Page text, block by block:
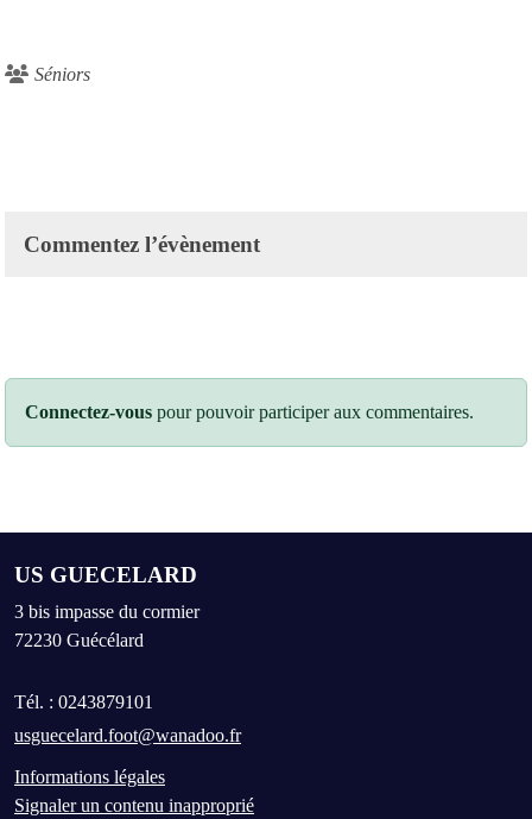
Séniors
Commentez l’évènement
Connectez-vous pour pouvoir participer aux commentaires.
US GUECELARD
3 bis impasse du cormier
72230 Guécélard
Tél. : 0243879101
usguecelard.foot@wanadoo.fr
Informations légales
Signaler un contenu inapproprié